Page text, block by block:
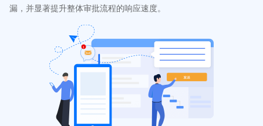
漏，并显著提升整体审批流程的响应速度。